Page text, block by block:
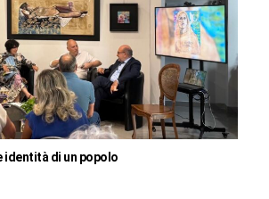
identità di un popolo